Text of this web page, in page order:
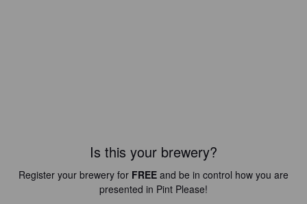
Is this your brewery?
Register your brewery for FREE and be in control how you are
presented in Pint Please!